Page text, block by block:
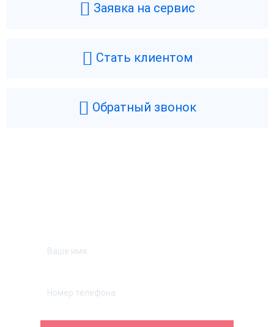
Заявка на сервис
Стать клиентом
Обратный звонок